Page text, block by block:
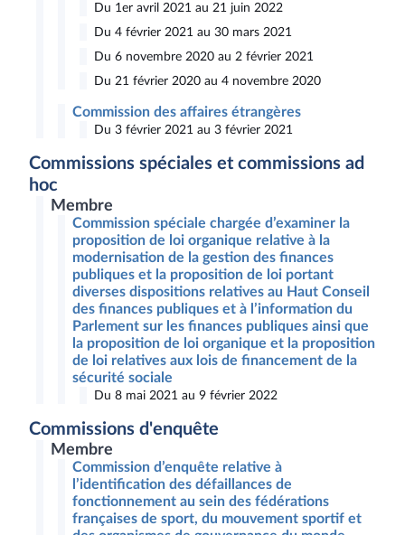
Du 1er avril 2021 au 21 juin 2022
Du 4 février 2021 au 30 mars 2021
Du 6 novembre 2020 au 2 février 2021
Du 21 février 2020 au 4 novembre 2020
Commission des affaires étrangères
Du 3 février 2021 au 3 février 2021
Commissions spéciales et commissions ad
hoc
Membre
Commission spéciale chargée d’examiner la
proposition de loi organique relative à la
modernisation de la gestion des finances
publiques et la proposition de loi portant
diverses dispositions relatives au Haut Conseil
des finances publiques et à l’information du
Parlement sur les finances publiques ainsi que
la proposition de loi organique et la proposition
de loi relatives aux lois de financement de la
sécurité sociale
Du 8 mai 2021 au 9 février 2022
Commissions d'enquête
Membre
Commission d’enquête relative à
l’identification des défaillances de
fonctionnement au sein des fédérations
françaises de sport, du mouvement sportif et